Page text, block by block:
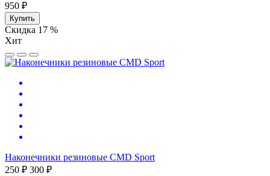
950 ₽
Купить
Скидка 17 %
Хит
Наконечники резиновые CMD Sport
250 ₽ 300 ₽